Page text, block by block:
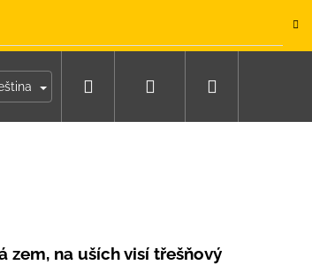
Hledat Přihlášení
zem, na uších visí třešňový